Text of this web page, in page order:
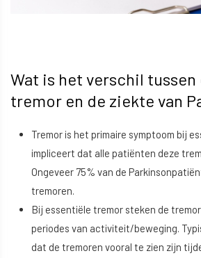
Wat is het verschil
tremor en de ziekte van
Tremor is het primaire symptoom bij
impliceert dat alle patiënten deze
Ongeveer 75% van de
tremoren.
Bij essentiële tremor steken de
periodes van activiteit/beweging.
dat de tremoren vooral te zien zijn